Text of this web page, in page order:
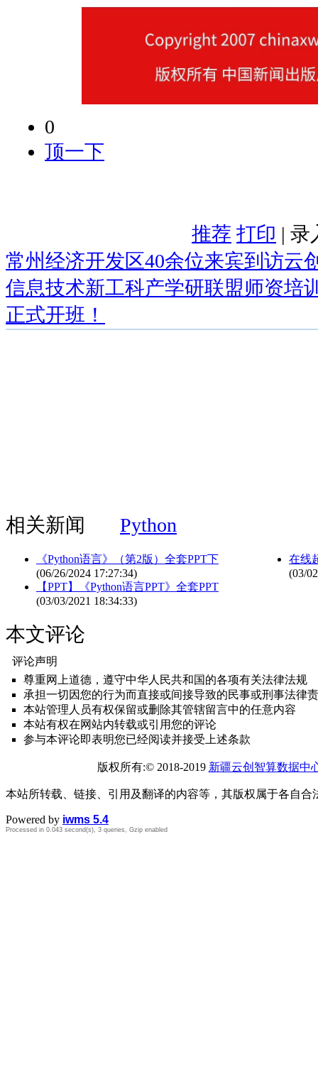
0
顶一下
推荐 打印 | 录
常州经济开发区40余位来宾到访云
信息技术新工科产学研联盟师资培
正式开班！
相关新闻 Python
《Python语言》（第2版）全套PPT下
(06/26/2024 17:27:34)
【PPT】《Python语言PPT》全套PPT
(03/03/2021 18:34:33)
在线
(03/
本文评论
评论声明
尊重网上道德，遵守中华人民共和国的各项有关法律法规
承担一切因您的行为而直接或间接导致的民事或刑事法律
本站管理人员有权保留或删除其管辖留言中的任意内容
本站有权在网站内转载或引用您的评论
参与本评论即表明您已经阅读并接受上述条款
版权所有:© 2018-2019 新疆云创智算数据中
本站所转载、链接、引用及翻译的内容等，其版权属于各自合
Powered by iwms 5.4
Processed in 0.043 second(s), 3 queries, Gzip enabled